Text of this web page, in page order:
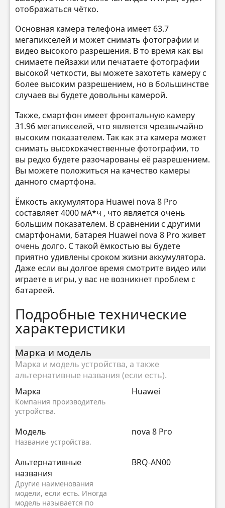
отображаться чётко.
Основная камера телефона имеет 63.7
мегапикселей и может снимать фотографии и
видео высокого разрешения. В то время как вы
снимаете пейзажи или печатаете фотографии
высокой четкости, вы можете захотеть камеру с
более высоким разрешением, но в большинстве
случаев вы будете довольны камерой.
Также, смартфон имеет фронтальную камеру
31.96 мегапикселей, что является чрезвычайно
высоким показателем. Так как эта камера может
снимать высококачественные фотографии, то
вы редко будете разочарованы её разрешением.
Вы можете положиться на качество камеры
данного смартфона.
Ёмкость аккумулятора Huawei nova 8 Pro
составляет 4000 мА*ч , что является очень
большим показателем. В сравнении с другими
смартфонами, батарея Huawei nova 8 Pro живет
очень долго. С такой ёмкостью вы будете
приятно удивлены сроком жизни аккумулятора.
Даже если вы долгое время смотрите видео или
играете в игры, у вас не возникнет проблем с
батареей.
Подробные технические
характеристики
Марка и модель
Марка и модель устройства, а также
альтернативные названия (если есть).
Марка
Компания производитель
устройства.
Huawei
Модель
Название устройства.
nova 8 Pro
Альтернативные
названия
Другие наименования
модели, если есть. Иногда
модель называется по
BRQ-AN00